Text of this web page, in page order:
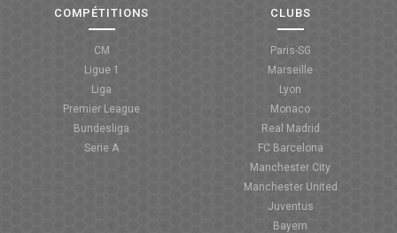
COUPE DE FRANCE
COUPE DE LA LIGUE
COMPÉTITIONS
CM
Ligue 1
Liga
Premier League
Bundesliga
Serie A
CLUBS
Paris-SG
Marseille
Lyon
Monaco
Real Madrid
FC Barcelona
Manchester City
Manchester United
Juventus
Bayern